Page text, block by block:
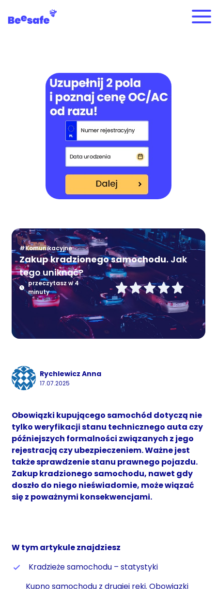
#Komunikacyjne
Zakup kradzionego samochodu. Jak
tego uniknąć?
przeczytasz w 4
minuty
Rychlewicz Anna
17.07.2025
Obowiązki kupującego samochód dotyczą nie
tylko weryfikacji stanu technicznego auta czy
późniejszych formalności związanych z jego
rejestracją czy ubezpieczeniem. Ważne jest
także sprawdzenie stanu prawnego pojazdu.
Zakup kradzionego samochodu, nawet gdy
doszło do niego nieświadomie, może wiązać
się z poważnymi konsekwencjami.
W tym artykule znajdziesz
Kradzieże samochodu – statystyki
Kupno samochodu z drugiej ręki. Obowiązki